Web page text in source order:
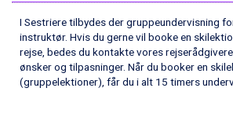
Ischgl fra DKK 7.095
St. Anton fra DKK 7.245
Zell am See fra DKK 4.095
Livigno fra DKK 4.145
Canazei fra DKK 4.745
I Sestriere tilbydes der gruppeundervisning
instruktør. Hvis du gerne vil booke en
rejse, bedes du kontakte vores
ønsker og tilpasninger. Når du booker en
(gruppelektioner), får du i alt 15 timers